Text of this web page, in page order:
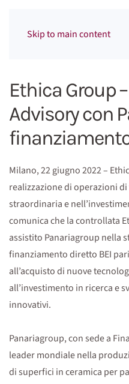
Skip to main content
Ethica Group
Advisory con
Milano, 22 giugno 2022 –
realizzazione di operazioni
straordinaria e
comunica che la controllata
assistito Panariagroup nella
finanziamento diretto BEI
all’acquisto di nuove
all’investimento in ricerca e
innovativi.
Panariagroup, con sede a
leader mondiale nella
di superfici in ceramica per